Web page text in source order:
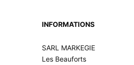
INFORMATIONS
SARL MARKEGIE
Les Beauforts